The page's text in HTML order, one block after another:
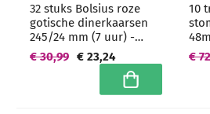
32 stuks Bolsius roze
gotische dinerkaarsen
245/24 mm (7 uur) -
grootverpakking
€ 23,24
€ 30,99
In winkelwagen
10
€